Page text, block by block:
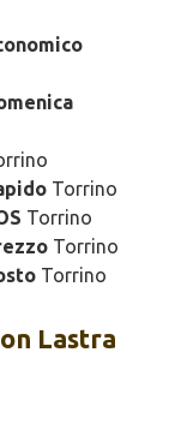
Torrino
Torrino
Torrino
Torrino
Lastra